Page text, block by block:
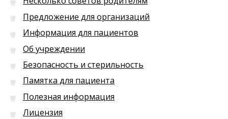
Предложение для организаций
Информация для пациентов
Об учреждении
Безопасность и стерильность
Памятка для пациента
Полезная информация
Лицензия